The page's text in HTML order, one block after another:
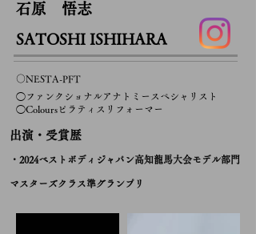
石原 悟志
SATOSHI ISHIHARA
○NESTA-PFT
◯ファンクショナルアナトミースペシャリスト
◯Coloursピラティスリフォーマー
​出演・受賞歴
・2024ベストボディジ ャパン高知龍馬大会モデル部門
マスターズクラス準グランプリ